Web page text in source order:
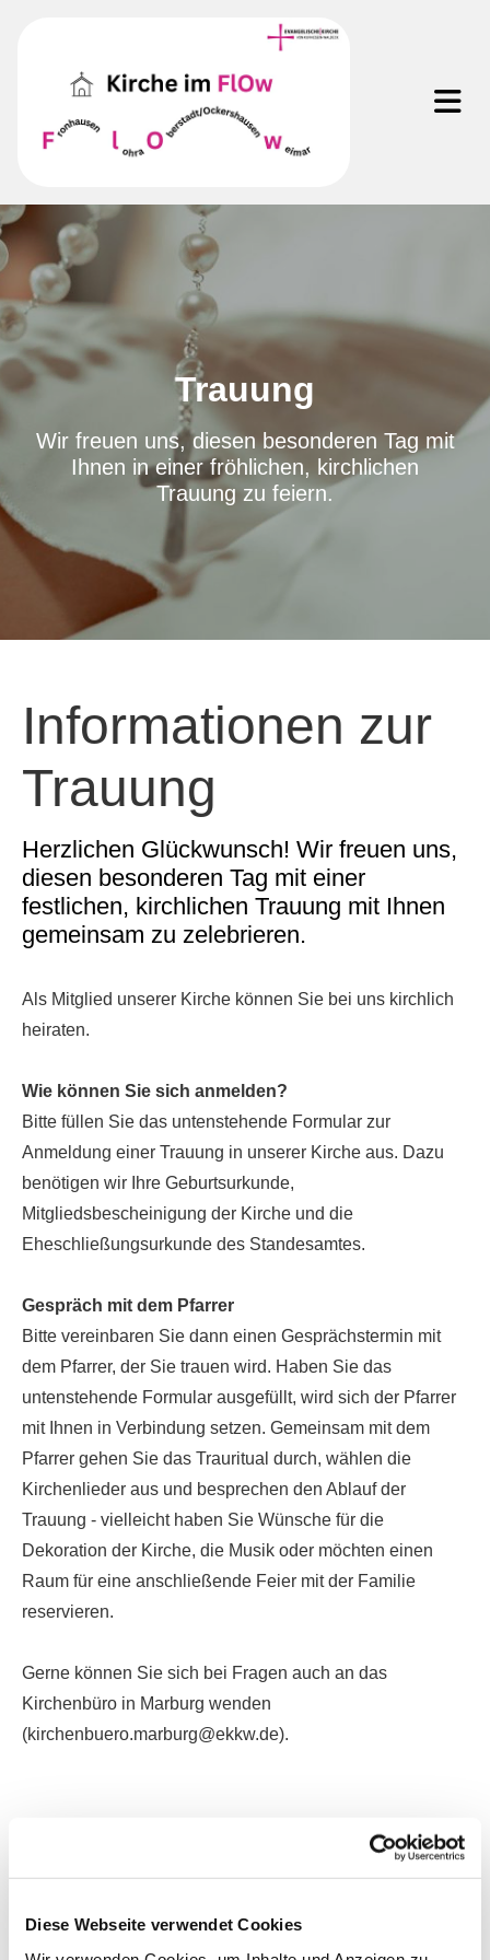
Diese Webseite verwendet Cookies
Trauung
Wir freuen uns, diesen besonderen Tag mit
Ihnen in einer fröhlichen, kirchlichen
Trauung zu feiern.
Informationen zur
Trauung
Herzlichen Glückwunsch! Wir freuen uns,
diesen besonderen Tag mit einer
festlichen, kirchlichen Trauung mit Ihnen
gemeinsam zu zelebrieren.
Als Mitglied unserer Kirche können Sie bei uns kirchlich
heiraten.
Wie können Sie sich anmelden?
Bitte füllen Sie das untenstehende Formular zur
Anmeldung einer Trauung in unserer Kirche aus. Dazu
benötigen wir Ihre Geburtsurkunde,
Mitgliedsbescheinigung der Kirche und die
Eheschließungsurkunde des Standesamtes.
Gespräch mit dem Pfarrer
Bitte vereinbaren Sie dann einen Gesprächstermin mit
dem Pfarrer, der Sie trauen wird. Haben Sie das
untenstehende Formular ausgefüllt, wird sich der Pfarrer
mit Ihnen in Verbindung setzen. Gemeinsam mit dem
Pfarrer gehen Sie das Trauritual durch, wählen die
Kirchenlieder aus und besprechen den Ablauf der
Trauung - vielleicht haben Sie Wünsche für die
Dekoration der Kirche, die Musik oder möchten einen
Raum für eine anschließende Feier mit der Familie
reservieren.
Gerne können Sie sich bei Fragen auch an das
Kirchenbüro in Marburg wenden
(kirchenbuero.marburg@ekkw.de).